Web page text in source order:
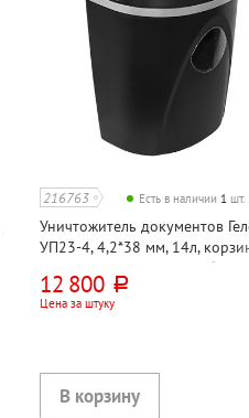
216763 Есть в наличии 1 шт.
Уничтожитель документов
УП23-4, 4,2*38 мм, 14л,
23, черный, скрепки, скобы,
карты
12 800 руб.
Цена за штуку